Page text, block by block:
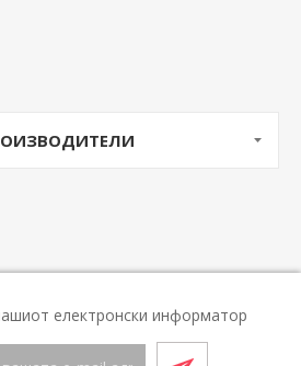
електронски информатор